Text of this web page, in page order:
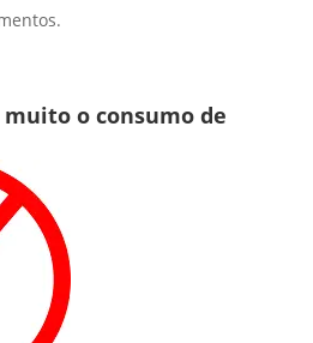
o consumo de